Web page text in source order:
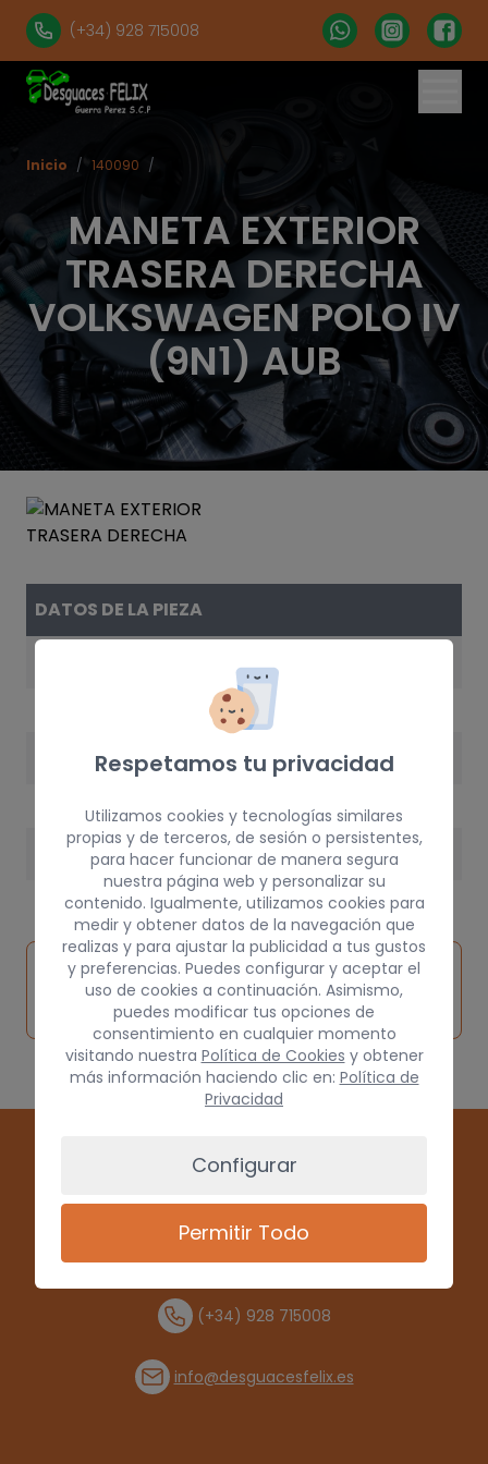
(+34) 928 715008
MANETA EXTERIOR
TRASERA DERECHA
VOLKSWAGEN POLO IV
(9N1) AUB
Inicio / 140090 /
DATOS DE LA PIEZA
PESO
Inspeccionar
vehículo de
Solicitar
pieza
Consultar
por
(+34) 928 715008
info@desguacesfelix.es
Respetamos tu privacidad
Utilizamos cookies y tecnologías similares
propias y de terceros, de sesión o persistentes,
para hacer funcionar de manera segura
nuestra página web y personalizar su
contenido. Igualmente, utilizamos cookies para
medir y obtener datos de la navegación que
realizas y para ajustar la publicidad a tus gustos
y preferencias. Puedes configurar y aceptar el
uso de cookies a continuación. Asimismo,
puedes modificar tus opciones de
consentimiento en cualquier momento
visitando nuestra Política de Cookies y obtener
más información haciendo clic en: Política de
Privacidad
Configurar
Permitir Todo